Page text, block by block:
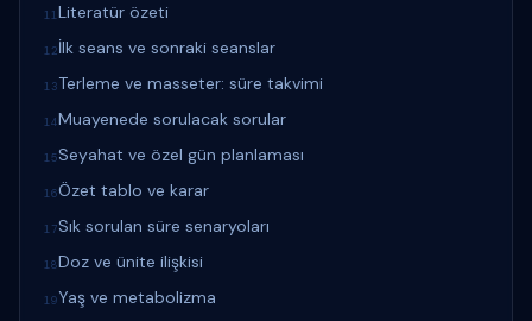
11Literatür özeti
12İlk seans ve sonraki seanslar
13Terleme ve masseter: süre takvimi
14Muayenede sorulacak sorular
15Seyahat ve özel gün planlaması
16Özet tablo ve karar
17Sık sorulan süre senaryoları
18Doz ve ünite ilişkisi
19Yaş ve metabolizma